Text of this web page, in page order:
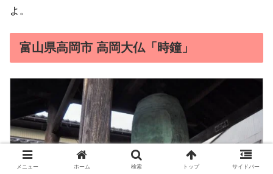
よ。
富山県高岡市 高岡大仏「時鐘」
メニュー ホーム 検索 トップ サイドバー